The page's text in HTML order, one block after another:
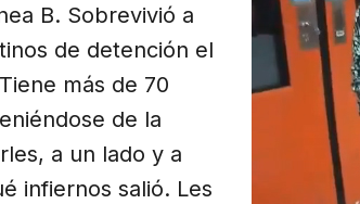
B. Sobrevivió a
de detención el
más de 70
de la
a un lado y a
infiernos salió. Les